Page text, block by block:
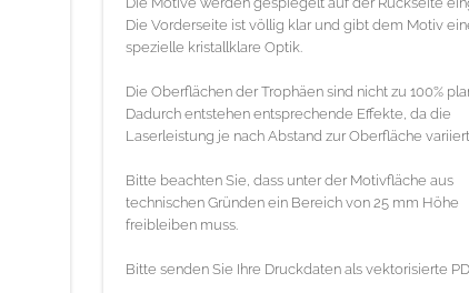
Die Vorderseite ist völlig klar und gibt dem Motiv
spezielle kristallklare Optik.
Die Oberflächen der Trophäen sind nicht zu 100%
Dadurch entstehen entsprechende Effekte, da die
Laserleistung je nach Abstand zur Oberfläche variiert.
Bitte beachten Sie, dass unter der Motivfläche aus
technischen Gründen ein Bereich von 25 mm Höhe
freibleiben muss.
Bitte senden Sie Ihre Druckdaten als vektorisierte